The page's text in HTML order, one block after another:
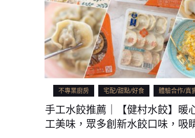
不專業廚房 宅配/甜點/好食 體驗合作/真
手工水餃推薦｜【健村水餃】暖
工美味，眾多創新水餃口味，吸